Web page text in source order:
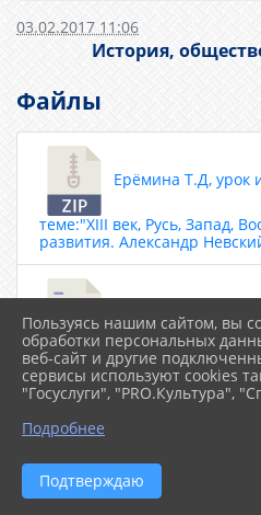
03.02.2017 11:06
История,
Файлы
Ерёмина Т.Д, урок
теме:"XIII век, Русь, Запад,
развития. Александр
Ерёмина Т.Д.,
«Лешуконский район в годы
войны 1941-1945 г.г.» (14.7
истории в 8 классе
Пользуясь нашим сайтом, вы
обработки персональных
веб-сайт и другие
сервисы используют cookies
"Госуслуги", "PRO.Культура",
Подробнее
Подтверждаю